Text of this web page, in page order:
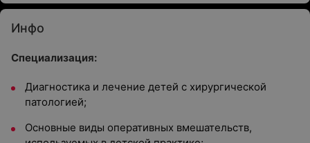
Инфо
Специализация:
Диагностика и лечение детей с хирургической
патологией;
Основные виды оперативных вмешательств,